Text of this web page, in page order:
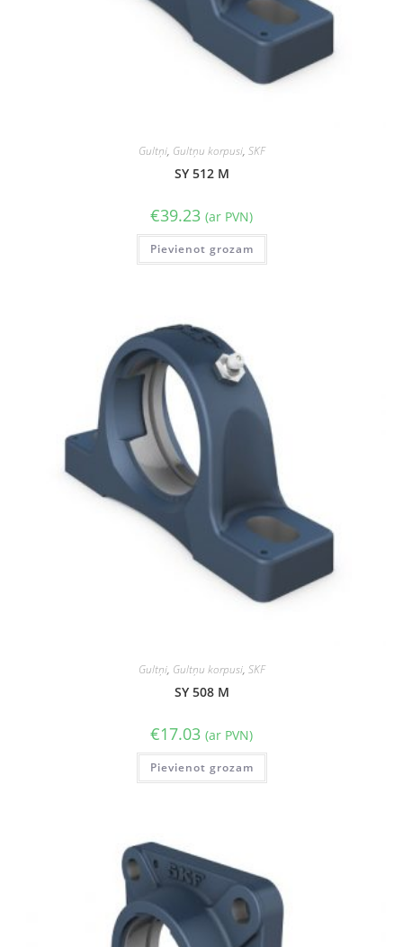
Gultņi, Gultņu korpusi, SKF
SY 512 M
€39.23 (ar PVN)
Pievienot grozam
Gultņi, Gultņu korpusi, SKF
SY 508 M
€17.03 (ar PVN)
Pievienot grozam